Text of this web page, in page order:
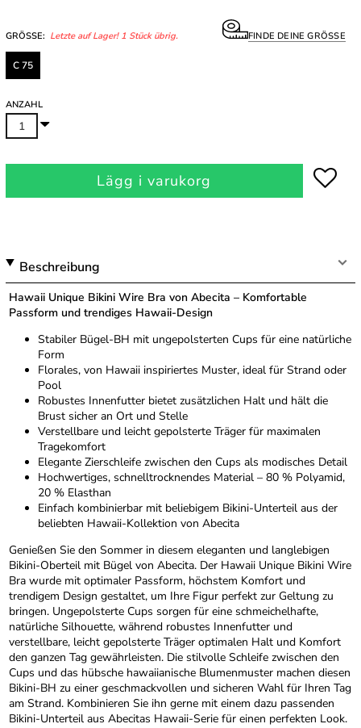
GRÖSSE: Letzte auf Lager! 1 Stück übrig. FINDE DEINE GRÖSSE
C 75
ANZAHL
Lägg i varukorg
Beschreibung
Hawaii Unique Bikini Wire Bra von Abecita – Komfortable
Passform und trendiges Hawaii-Design
Stabiler Bügel-BH mit ungepolsterten Cups für eine natürliche
Form
Florales, von Hawaii inspiriertes Muster, ideal für Strand oder
Pool
Robustes Innenfutter bietet zusätzlichen Halt und hält die
Brust sicher an Ort und Stelle
Verstellbare und leicht gepolsterte Träger für maximalen
Tragekomfort
Elegante Zierschleife zwischen den Cups als modisches Detail
Hochwertiges, schnelltrocknendes Material – 80 % Polyamid,
20 % Elasthan
Einfach kombinierbar mit beliebigem Bikini-Unterteil aus der
beliebten Hawaii-Kollektion von Abecita
Genießen Sie den Sommer in diesem eleganten und langlebigen
Bikini-Oberteil mit Bügel von Abecita. Der Hawaii Unique Bikini Wire
Bra wurde mit optimaler Passform, höchstem Komfort und
trendigem Design gestaltet, um Ihre Figur perfekt zur Geltung zu
bringen. Ungepolsterte Cups sorgen für eine schmeichelhafte,
natürliche Silhouette, während robustes Innenfutter und
verstellbare, leicht gepolsterte Träger optimalen Halt und Komfort
den ganzen Tag gewährleisten. Die stilvolle Schleife zwischen den
Cups und das hübsche hawaiianische Blumenmuster machen diesen
Bikini-BH zu einer geschmackvollen und sicheren Wahl für Ihren Tag
am Strand. Kombinieren Sie ihn gerne mit einem dazu passenden
Bikini-Unterteil aus Abecitas Hawaii-Serie für einen perfekten Look.